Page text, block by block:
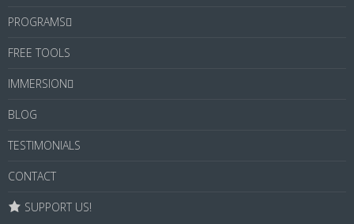
PROGRAMS
FREE TOOLS
IMMERSION
BLOG
TESTIMONIALS
CONTACT
SUPPORT US!